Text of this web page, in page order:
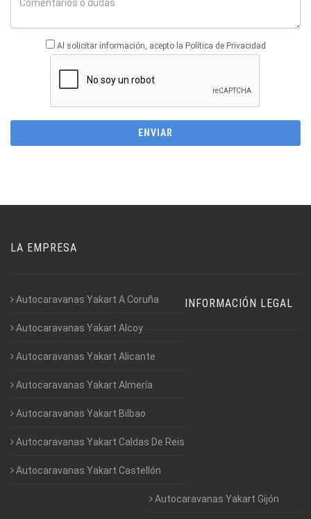
Al solicitar información, acepto la Política de Privacidad
LA EMPRESA
Autocaravanas Yakart A Coruña
Autocaravanas Yakart Alcoy
Autocaravanas Yakart Alicante
Autocaravanas Yakart Almería
Autocaravanas Yakart Bilbao
Autocaravanas Yakart Caldas De Reis
Autocaravanas Yakart Castellón
Autocaravanas Yakart Gijón
INFORMACIÓN LEGAL